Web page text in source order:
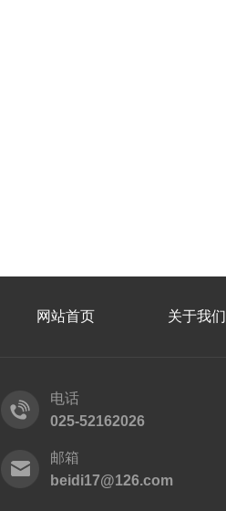
网站首页 关于我们
电话
025-52162026
邮箱
beidi17@126.com